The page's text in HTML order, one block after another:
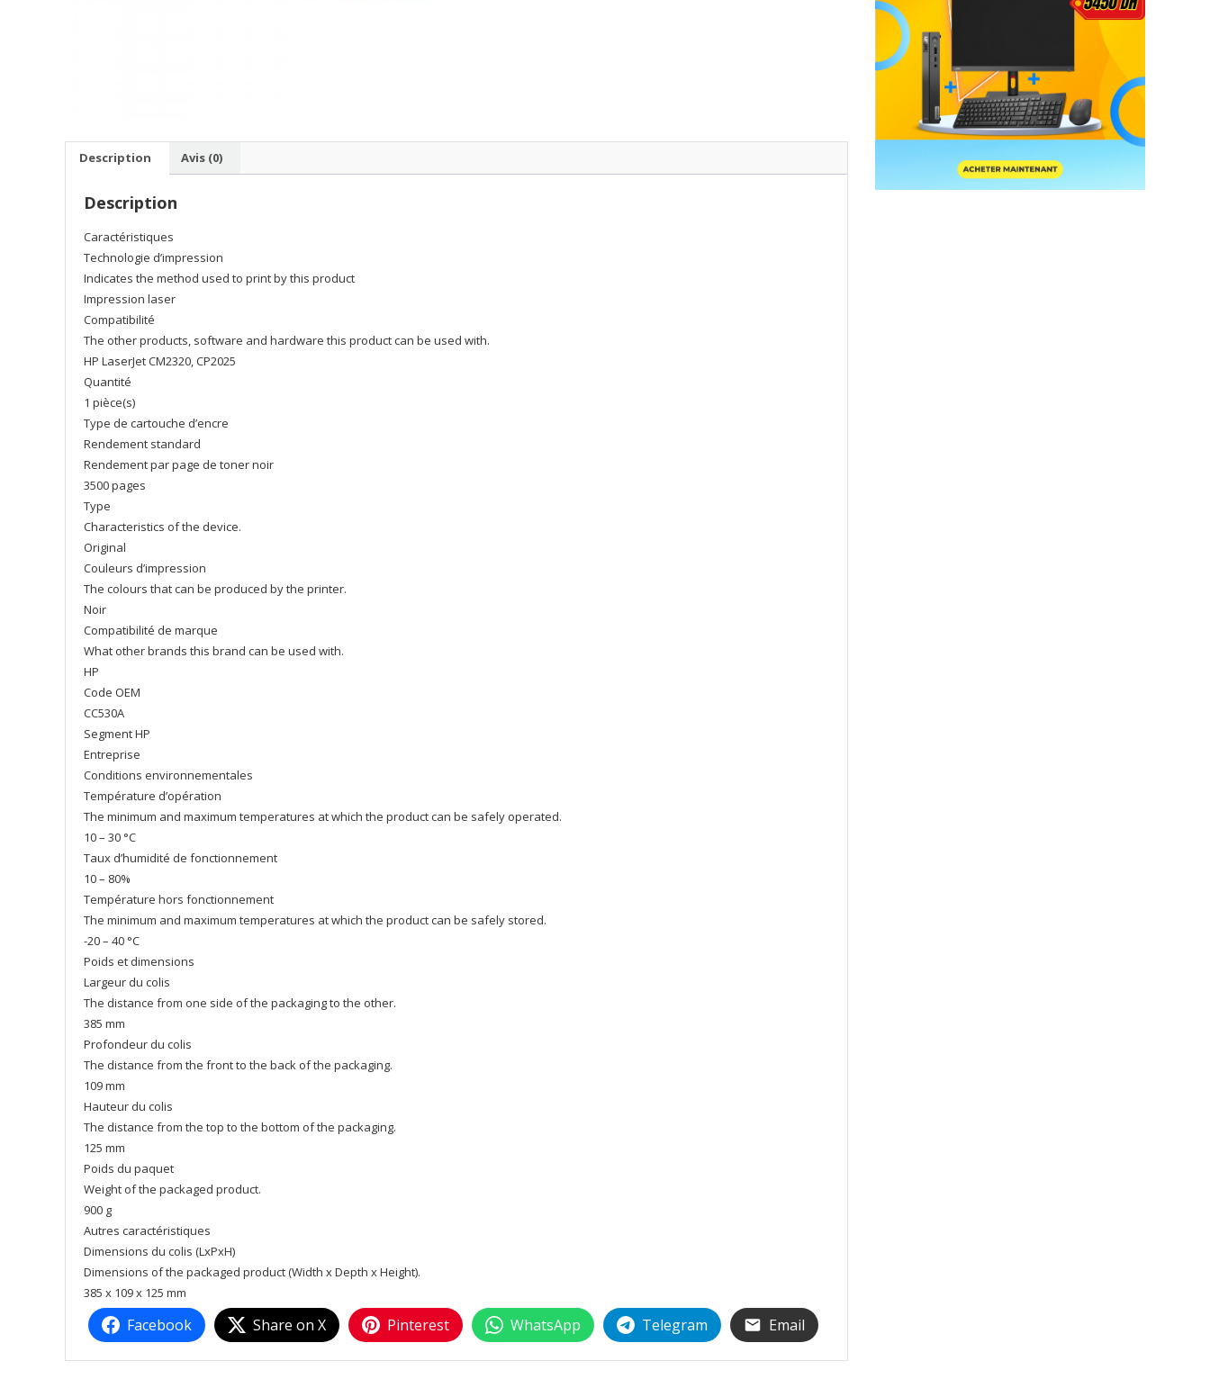
Description Avis (0)
Description
Caractéristiques
Technologie d’impression
Indicates the method used to print by this product
Impression laser
Compatibilité
The other products, software and hardware this product can be used with.
HP LaserJet CM2320, CP2025
Quantité
1 pièce(s)
Type de cartouche d’encre
Rendement standard
Rendement par page de toner noir
3500 pages
Type
Characteristics of the device.
Original
Couleurs d’impression
The colours that can be produced by the printer.
Noir
Compatibilité de marque
What other brands this brand can be used with.
HP
Code OEM
CC530A
Segment HP
Entreprise
Conditions environnementales
Température d’opération
The minimum and maximum temperatures at which the product can be safely operated.
10 – 30 °C
Taux d’humidité de fonctionnement
10 – 80%
Température hors fonctionnement
The minimum and maximum temperatures at which the product can be safely stored.
-20 – 40 °C
Poids et dimensions
Largeur du colis
The distance from one side of the packaging to the other.
385 mm
Profondeur du colis
The distance from the front to the back of the packaging.
109 mm
Hauteur du colis
The distance from the top to the bottom of the packaging.
125 mm
Poids du paquet
Weight of the packaged product.
900 g
Autres caractéristiques
Dimensions du colis (LxPxH)
Dimensions of the packaged product (Width x Depth x Height).
385 x 109 x 125 mm
Facebook Share on X Pinterest WhatsApp Telegram Email